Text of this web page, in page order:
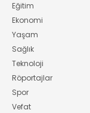
Eğitim
Ekonomi
Yaşam
Sağlık
Teknoloji
Röportajlar
Spor
Vefat